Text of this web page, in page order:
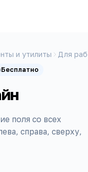
и утилиты Для
Бесплатно
поля со всех
справа, сверху,